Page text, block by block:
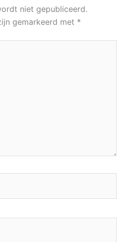
niet gepubliceerd.
gemarkeerd met *